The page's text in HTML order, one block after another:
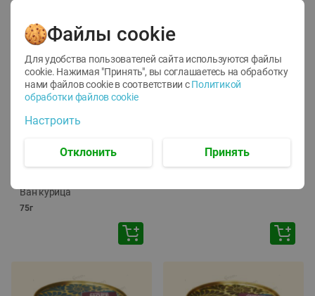
12
1.05 руб./
руб./шт
Корм влаж. для кош. с
Ван курица
75г
ТОФУ Vegetus ТВЕРДЫЙ
Файлы cookie
Для удобства пользователей сайта используются файлы
cookie. Нажимая "Принять", вы соглашаетесь на обработку
нами файлов cookie в соответствии с Политикой
обработки файлов cookie
Настроить
Отклонить Принять